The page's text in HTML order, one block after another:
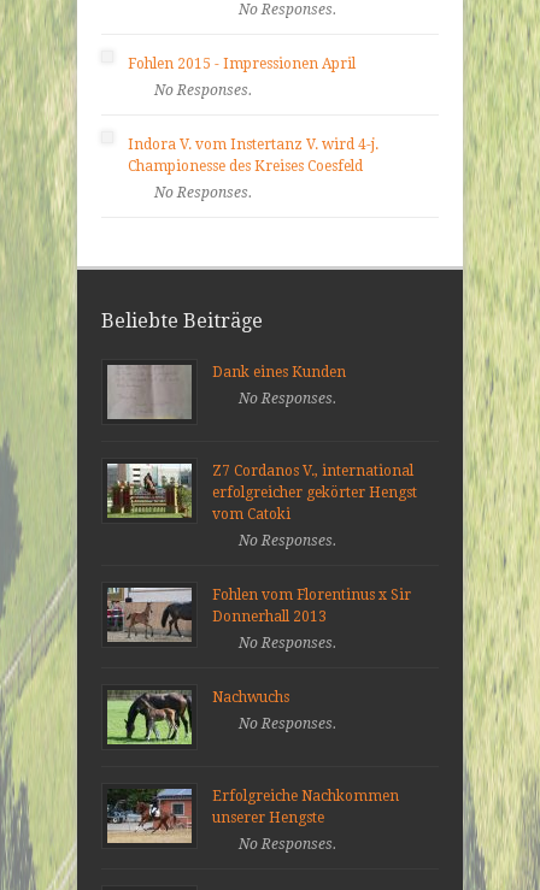
No Responses.
Fohlen 2015 - Impressionen April
No Responses.
Indora V. vom Instertanz V. wird 4-j.
Championesse des Kreises Coesfeld
No Responses.
Beliebte Beiträge
Dank eines Kunden
No Responses.
Z7 Cordanos V., international
erfolgreicher gekörter Hengst
vom Catoki
No Responses.
Fohlen vom Florentinus x Sir
Donnerhall 2013
No Responses.
Nachwuchs
No Responses.
Erfolgreiche Nachkommen
unserer Hengste
No Responses.